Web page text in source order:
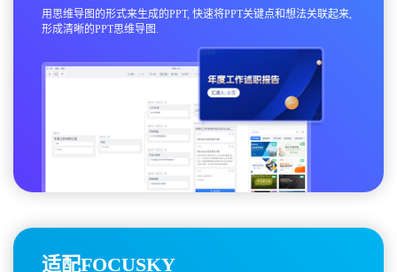
用思维导图的形式来生成的PPT, 快速将PPT关键点和想法关联起来,
形成清晰的PPT思维导图.
适配FOCUSKY